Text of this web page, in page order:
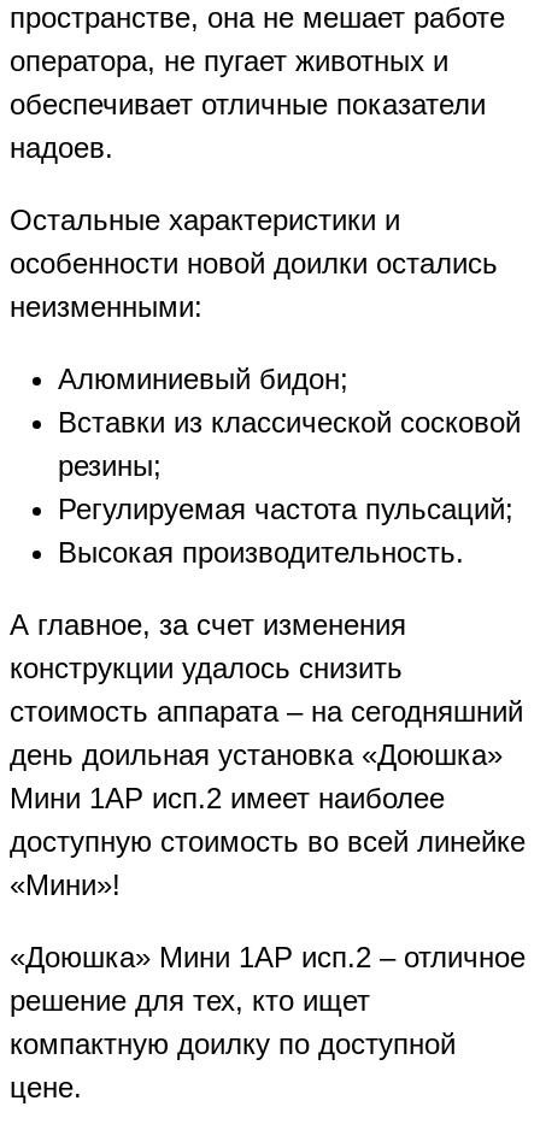
пространстве, она не мешает работе
оператора, не пугает животных и
обеспечивает отличные показатели
надоев.
Остальные характеристики и
особенности новой доилки остались
неизменными:
Алюминиевый бидон;
Вставки из классической сосковой
резины;
Регулируемая частота пульсаций;
Высокая производительность.
А главное, за счет изменения
конструкции удалось снизить
стоимость аппарата – на сегодняшний
день доильная установка «Доюшка»
Мини 1АР исп.2 имеет наиболее
доступную стоимость во всей линейке
«Мини»!
«Доюшка» Мини 1АР исп.2 – отличное
решение для тех, кто ищет
компактную доилку по доступной
цене.